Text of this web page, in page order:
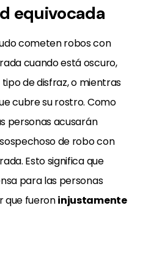
equivocada
cometen robos con
cuando está oscuro,
de disfraz, o mientras
cubre su rostro. Como
personas acusarán
de robo con
Esto significa que
para las personas
que fueroninjustamente